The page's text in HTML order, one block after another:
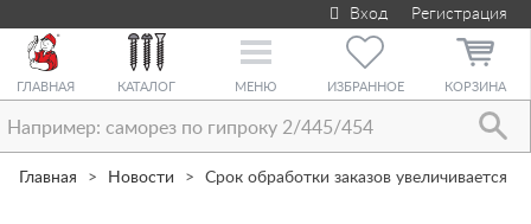
Вход Регистрация
ГЛАВНАЯ КАТАЛОГ
Toggle
МЕНЮ ИЗБРАННОЕ КОРЗИНА
Главная Новости Срок обработки заказов увеличивается